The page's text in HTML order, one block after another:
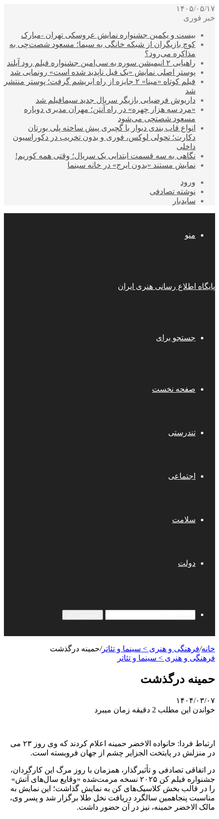
۱۴۰۵/۰۵/۱۷
خبر فوری
بیست و یکمین جشنواره نمایش عروسکی تهران -مبارک
کوچ بازیگران از شبکه خانگی به سیما؛ مسعود شصت‌چی به
مذاکره می‌رود؟
راهیابی ۲ انیمیشن سوره به سی‌امین جشنواره فیلم رود آیلند
پوستر اصلی نمایش «یک فیل ناپدید شده است» رونمایی شد
فیلم کوتاه «مینا» ۲ جایزه از راه ابریشم گرفت؛ پوستر منتشر
شد
داریوش فرضیایی بازیگر سریال جدید سیمافیلم شد
«مرد سه هزار چهره» در راه آنتن؛ مهران مدیری دوباره
مسعود شصتچی می‌شود
انواع قاب بندی دیوار با گچبری پیش ساخته پلی یورتان
دکارت؛ تحولی لوکس، فوری و بدون تخریب در دکوراسیون
داخلی
نگاهی به سه قسمت ابتدایی یک سریال؛ وقتی همه کوریم!
نمایش مستند «بدون ایرج» در خانه سینما
ورود
نوشته تصادفی
سایدبار
منو
پایگاه اطلاع رسانی هنری ایران
جستجو برای
صفحه نخست
تندرستی
اجتماعی
سلامت
دولت
خانه/فرهنگی و هنری > سینما و تئاتر/حمینه درگذشت
فرهنگی و هنری > سینما و تئاتر
حمینه درگذشت
۱۴۰۴/۰۳/۰۷
خواندن این مطلب 2 دقیقه زمان میبرد
ارتباط فردا: خانواده الاخضر حمینه اعلام کردند که وی روز ۲۳ می
در منزلش در پایتخت الجزایر چشم از جهان فروبسته است.
در اتفاقی تصادفی و تأثیرگذار، همزمان با روز مرگ این کارگردان،
جشنواره فیلم کن ۲۰۲۵ نسخه مرمت‌شده «وقایع سال‌های آتش»
را در قالب بخش کلاسیک‌های کن به نمایش گذاشت؛ این نمایش به
مناسبت پنجاهمین سالگرد دریافت نخل طلا برگزار شد و پسر وی،
مالک الاخضر حمینه، نیز در آن حضور داشت.